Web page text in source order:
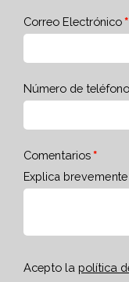
Correo Electrónico
Número de teléfono
Comentarios
Explica
Acepto la política